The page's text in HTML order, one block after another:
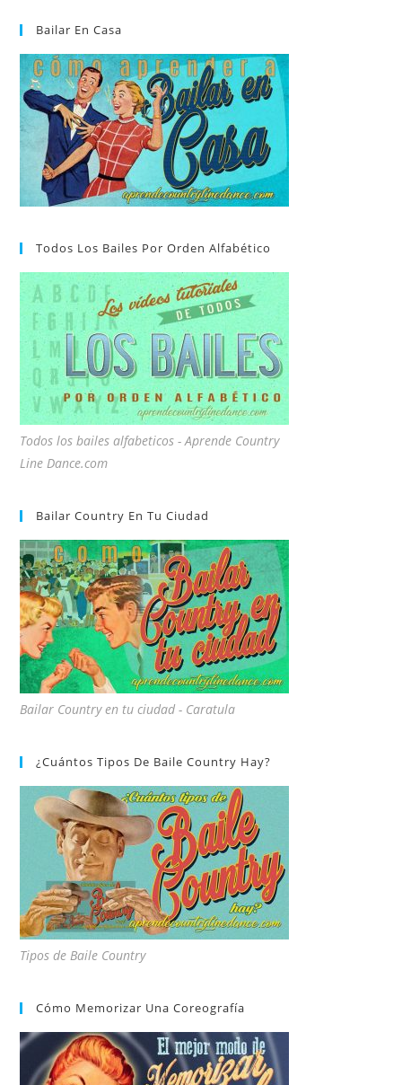
Bailar En Casa
Todos Los Bailes Por Orden Alfabético
Todos los bailes alfabeticos - Aprende Country
Line Dance.com
Bailar Country En Tu Ciudad
Bailar Country en tu ciudad - Caratula
¿Cuántos Tipos De Baile Country Hay?
Tipos de Baile Country
Cómo Memorizar Una Coreografía